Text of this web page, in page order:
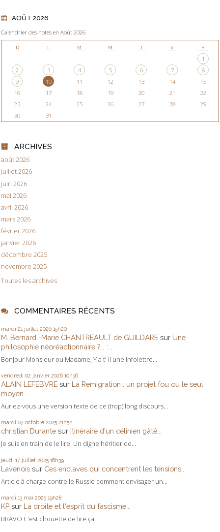
AOÛT 2026
Calendrier des notes en Août 2026
D L M M J V S
1
2
3 4 5 6 7
8
9
10 11 12 13 14
15
16
17 18 19 20 21
22
23
24 25 26 27 28
29
30
31
ARCHIVES
août 2026
juillet 2026
juin 2026
mai 2026
avril 2026
mars 2026
février 2026
janvier 2026
décembre 2025
novembre 2025
Toutes les archives
COMMENTAIRES RÉCENTS
mardi 21 juillet 2026 15h20
M. Bernard -Marie CHANTREAULT de GUILDARE sur Une
philosophie néoréactionnaire ?... :...
Bonjour Monsieur ou Madame, Y a t' il une infolettre...
vendredi 02 janvier 2026 10h36
ALAIN LEFEBVRE sur La Remigration : un projet fou ou le seul
moyen...
Auriez-vous une version texte de ce (trop) long discours...
mardi 07 octobre 2025 21h52
christian Durante sur Itinéraire d'un célinien gâté...
Je suis en train de le lire. Un digne héritier de...
jeudi 17 juillet 2025 16h39
Lavenois sur Ces enclaves qui concentrent les tensions...
Article à charge contre le Russie comment envisager un...
mardi 13 mai 2025 19h28
KP sur La droite et l'esprit du fascisme...
BRAVO C'est chouette de lire ça.